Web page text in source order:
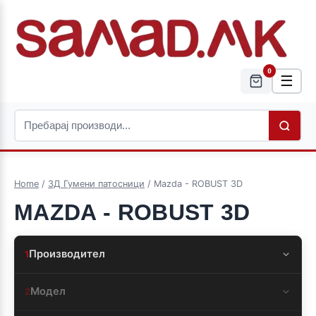
0
☰
Home / 3Д Гумени патосници / Mazda - ROBUST 3D
MAZDA - ROBUST 3D
1Производител
2Модел